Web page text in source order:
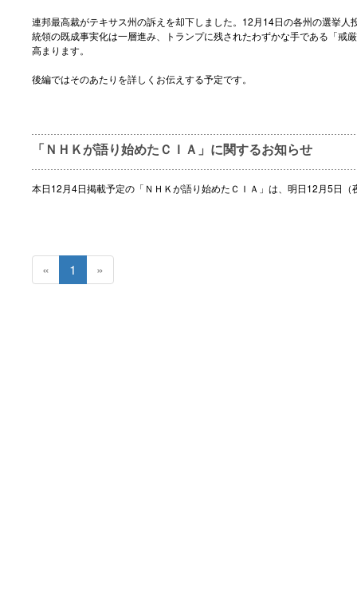
連邦最高裁がテキサス州の訴えを却下しました。12月14日の各州の選挙人
統領の既成事実化は一層進み、トランプに残されたわずかな手である「戒
高まります。
後編ではそのあたりを詳しくお伝えする予定です。
「ＮＨＫが語り始めたＣＩＡ」に関するお知らせ
本日12月4日掲載予定の「ＮＨＫが語り始めたＣＩＡ」は、明日12月5日（
« 1 »